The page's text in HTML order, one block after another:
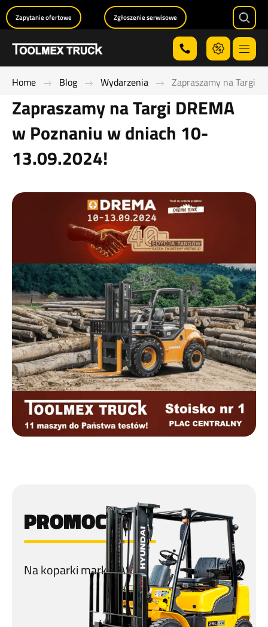
Menu
Zapytanie ofertowe Zgłoszenie serwisowe
Home Blog Wydarzenia Zapraszamy na Targi
Zapraszamy na Targi DREMA
w Poznaniu w dniach 10-
13.09.2024!
PROMOCJA
Na koparki marki CASE!